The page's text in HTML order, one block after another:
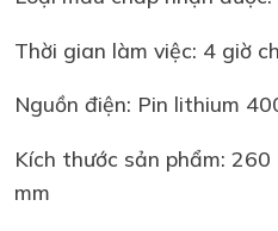
Thời gian làm việc: 4 giờ
Nguồn điện: Pin lithium
Kích thước sản phẩm:
mm